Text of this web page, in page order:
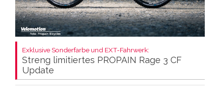
Exklusive Sonderfarbe und EXT-Fahrwerk:
Streng limitiertes PROPAIN Rage 3 CF
Update